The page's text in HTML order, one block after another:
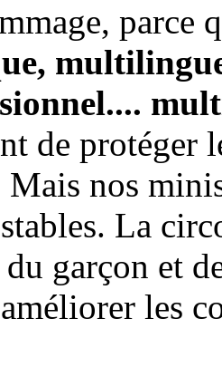
parce
de protéger
nos
La
garçon et
les